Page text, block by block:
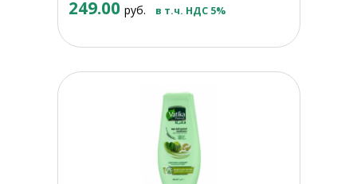
249.00 руб. в т.ч. НДС 5%